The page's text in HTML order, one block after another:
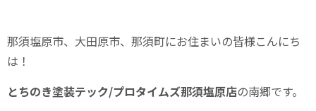
那須塩原市、大田原市、那須町にお住まいの皆様こんにち
は！
とちのき塗装テック/プロタイムズ那須塩原店の南郷です。